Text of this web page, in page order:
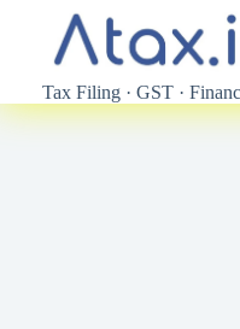
Tax Filing · GST ·